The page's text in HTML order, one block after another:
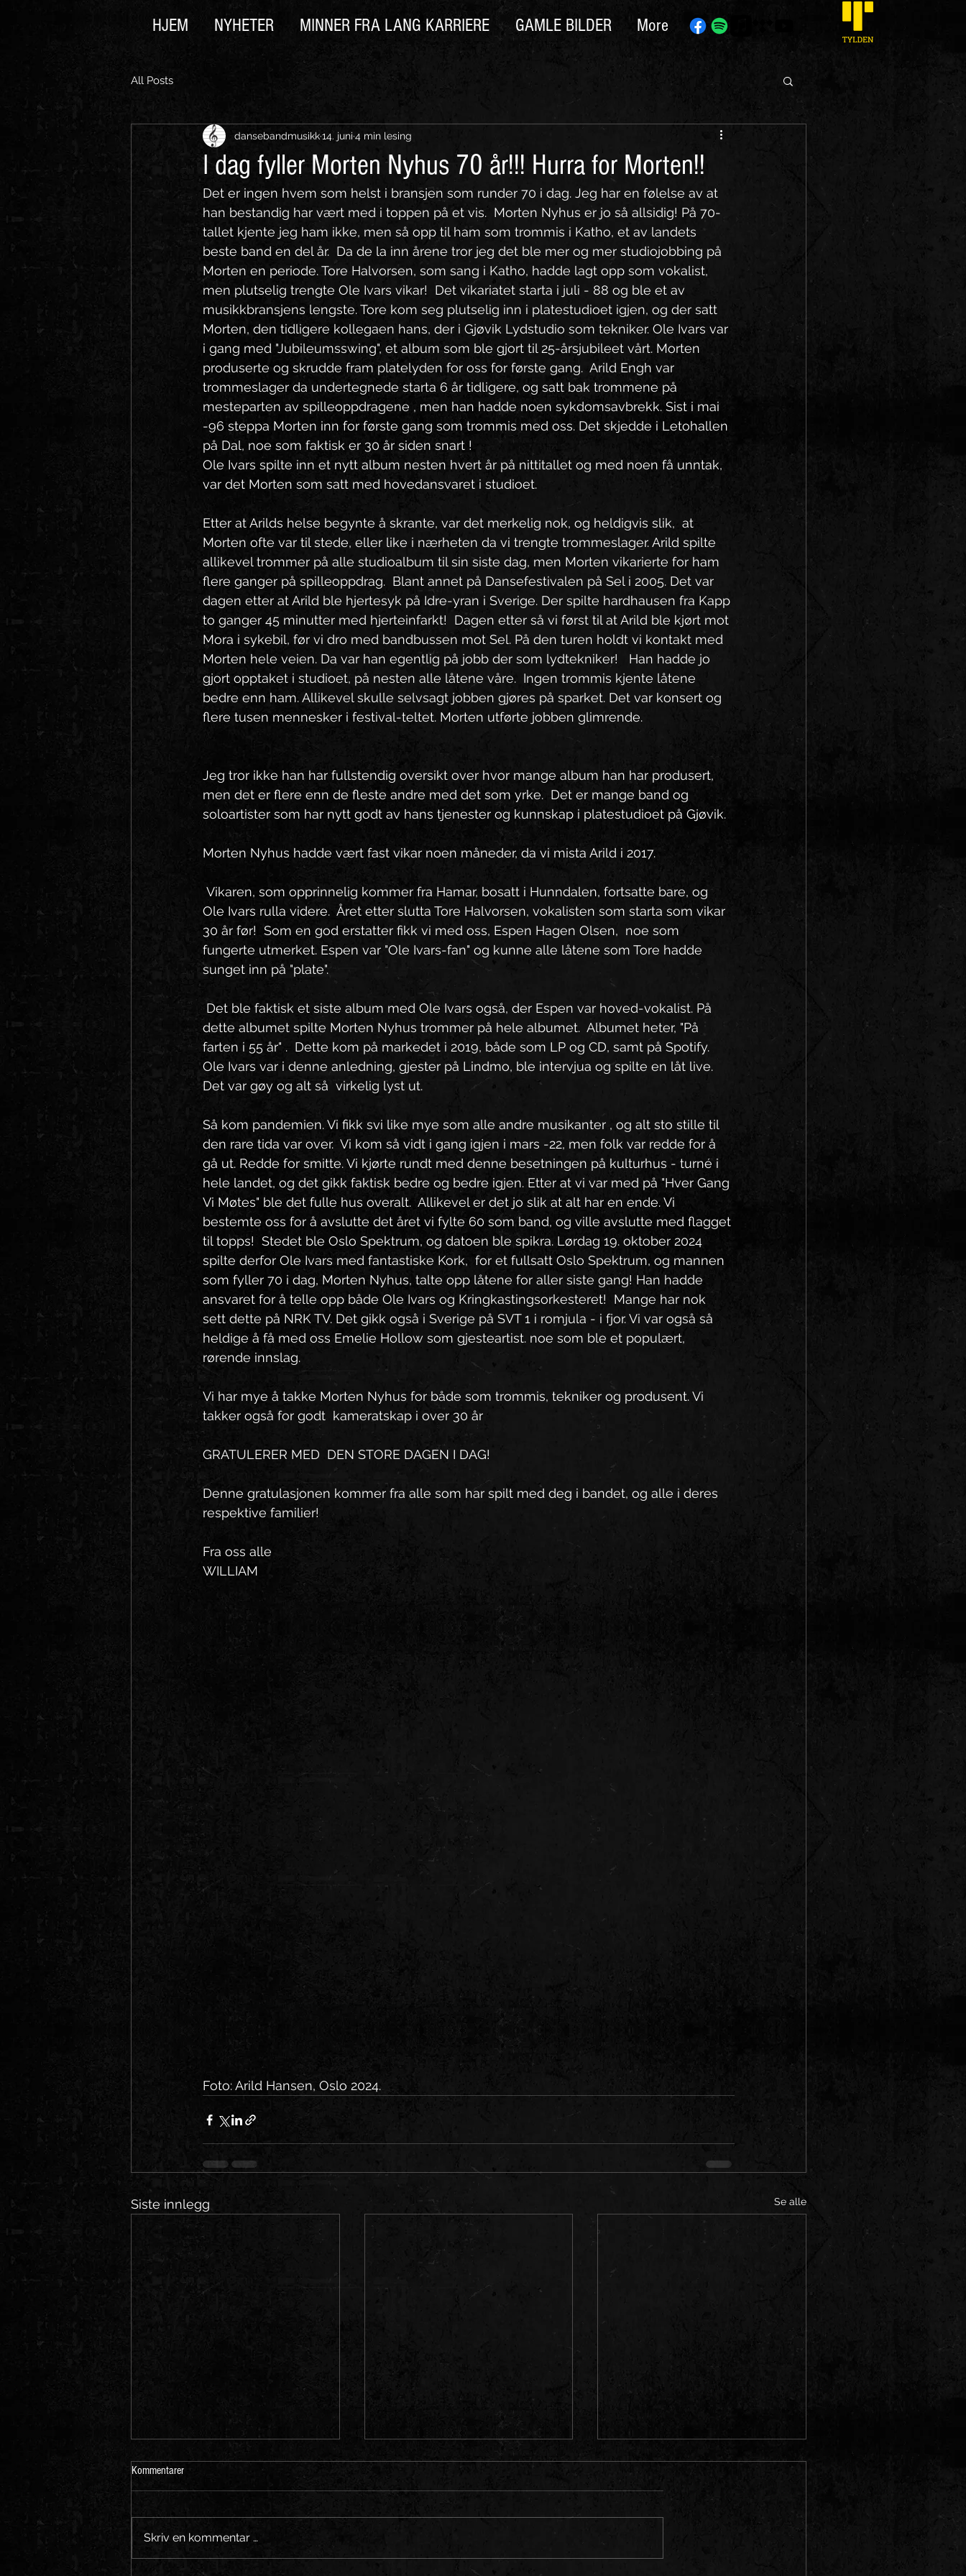
HJEM NYHETER MINNER FRA LANG KARRIERE GAMLE BILDER More
All Posts
I dag fyller Morten Nyhus 70 år!!! Hurra for Morten!!
dansebandmusikk14. juni 4 min lesing
Det er ingen hvem som helst i bransjen som runder 70 i dag. Jeg har en følelse av at
han bestandig har vært med i toppen på et vis.  Morten Nyhus er jo så allsidig! På 70-
tallet kjente jeg ham ikke, men så opp til ham som trommis i Katho, et av landets
beste band en del år.  Da de la inn årene tror jeg det ble mer og mer studiojobbing på
Morten en periode. Tore Halvorsen, som sang i Katho, hadde lagt opp som vokalist,
men plutselig trengte Ole Ivars vikar!  Det vikariatet starta i juli - 88 og ble et av
musikkbransjens lengste. Tore kom seg plutselig inn i platestudioet igjen, og der satt
Morten, den tidligere kollegaen hans, der i Gjøvik Lydstudio som tekniker. Ole Ivars var
i gang med "Jubileumsswing", et album som ble gjort til 25-årsjubileet vårt. Morten
produserte og skrudde fram platelyden for oss for første gang.  Arild Engh var
trommeslager da undertegnede starta 6 år tidligere, og satt bak trommene på
mesteparten av spilleoppdragene , men han hadde noen sykdomsavbrekk. Sist i mai
-96 steppa Morten inn for første gang som trommis med oss. Det skjedde i Letohallen
på Dal, noe som faktisk er 30 år siden snart !
Ole Ivars spilte inn et nytt album nesten hvert år på nittitallet og med noen få unntak,
var det Morten som satt med hovedansvaret i studioet.
Etter at Arilds helse begynte å skrante, var det merkelig nok, og heldigvis slik,  at
Morten ofte var til stede, eller like i nærheten da vi trengte trommeslager. Arild spilte
allikevel trommer på alle studioalbum til sin siste dag, men Morten vikarierte for ham
flere ganger på spilleoppdrag.  Blant annet på Dansefestivalen på Sel i 2005. Det var
dagen etter at Arild ble hjertesyk på Idre-yran i Sverige. Der spilte hardhausen fra Kapp
to ganger 45 minutter med hjerteinfarkt!  Dagen etter så vi først til at Arild ble kjørt mot
Mora i sykebil, før vi dro med bandbussen mot Sel. På den turen holdt vi kontakt med
Morten hele veien. Da var han egentlig på jobb der som lydtekniker!   Han hadde jo
gjort opptaket i studioet, på nesten alle låtene våre.  Ingen trommis kjente låtene
bedre enn ham. Allikevel skulle selvsagt jobben gjøres på sparket. Det var konsert og
flere tusen mennesker i festival-teltet. Morten utførte jobben glimrende.
Jeg tror ikke han har fullstendig oversikt over hvor mange album han har produsert,
men det er flere enn de fleste andre med det som yrke.  Det er mange band og
soloartister som har nytt godt av hans tjenester og kunnskap i platestudioet på Gjøvik.
Morten Nyhus hadde vært fast vikar noen måneder, da vi mista Arild i 2017.
Vikaren, som opprinnelig kommer fra Hamar, bosatt i Hunndalen, fortsatte bare, og
Ole Ivars rulla videre.  Året etter slutta Tore Halvorsen, vokalisten som starta som vikar
30 år før!  Som en god erstatter fikk vi med oss, Espen Hagen Olsen,  noe som
fungerte utmerket. Espen var "Ole Ivars-fan" og kunne alle låtene som Tore hadde
sunget inn på "plate".
Det ble faktisk et siste album med Ole Ivars også, der Espen var hoved-vokalist. På
dette albumet spilte Morten Nyhus trommer på hele albumet.  Albumet heter, "På
farten i 55 år" .  Dette kom på markedet i 2019, både som LP og CD, samt på Spotify.
Ole Ivars var i denne anledning, gjester på Lindmo, ble intervjua og spilte en låt live.
Det var gøy og alt så  virkelig lyst ut.
Så kom pandemien. Vi fikk svi like mye som alle andre musikanter , og alt sto stille til
den rare tida var over.  Vi kom så vidt i gang igjen i mars -22, men folk var redde for å
gå ut. Redde for smitte. Vi kjørte rundt med denne besetningen på kulturhus - turné i
hele landet, og det gikk faktisk bedre og bedre igjen. Etter at vi var med på "Hver Gang
Vi Møtes" ble det fulle hus overalt.  Allikevel er det jo slik at alt har en ende. Vi
bestemte oss for å avslutte det året vi fylte 60 som band, og ville avslutte med flagget
til topps!  Stedet ble Oslo Spektrum, og datoen ble spikra. Lørdag 19. oktober 2024
spilte derfor Ole Ivars med fantastiske Kork,  for et fullsatt Oslo Spektrum, og mannen
som fyller 70 i dag, Morten Nyhus, talte opp låtene for aller siste gang! Han hadde
ansvaret for å telle opp både Ole Ivars og Kringkastingsorkesteret!  Mange har nok
sett dette på NRK TV. Det gikk også i Sverige på SVT 1 i romjula - i fjor. Vi var også så
heldige å få med oss Emelie Hollow som gjesteartist. noe som ble et populært,
rørende innslag.
Vi har mye å takke Morten Nyhus for både som trommis, tekniker og produsent. Vi
takker også for godt  kameratskap i over 30 år
GRATULERER MED  DEN STORE DAGEN I DAG!
Denne gratulasjonen kommer fra alle som har spilt med deg i bandet, og alle i deres
respektive familier!
Fra oss alle
WILLIAM
Foto: Arild Hansen, Oslo 2024.
Siste innlegg Se alle
Hei, alle venner!
Kommentarer
Skriv en kommentar …